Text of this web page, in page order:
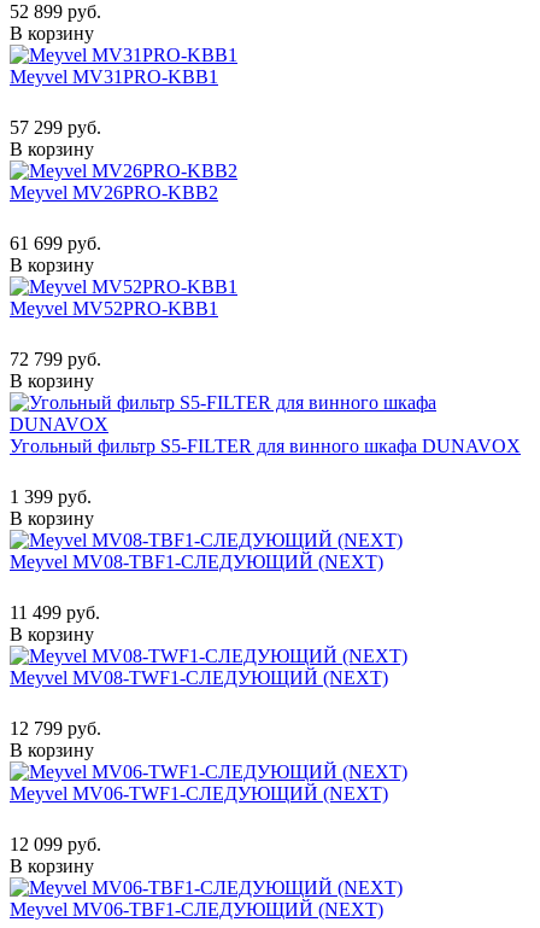
52 899 руб.
В корзину
Meyvel MV31PRO-KBB1
57 299 руб.
В корзину
Meyvel MV26PRO-KBB2
61 699 руб.
В корзину
Meyvel MV52PRO-KBB1
72 799 руб.
В корзину
Угольный фильтр S5-FILTER для винного шкафа DUNAVOX
1 399 руб.
В корзину
Meyvel MV08-TBF1-СЛЕДУЮЩИЙ (NEXT)
11 499 руб.
В корзину
Meyvel MV08-TWF1-СЛЕДУЮЩИЙ (NEXT)
12 799 руб.
В корзину
Meyvel MV06-TWF1-СЛЕДУЮЩИЙ (NEXT)
12 099 руб.
В корзину
Meyvel MV06-TBF1-СЛЕДУЮЩИЙ (NEXT)